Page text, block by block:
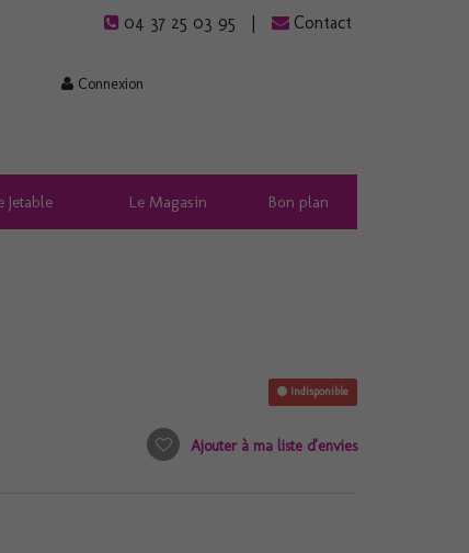
04 37 25 03 95 Contact
Connexion
Jetable Le Magasin Bon plan
Indisponible
Ajouter à ma liste d'envies